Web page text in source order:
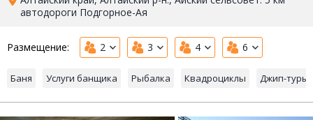
автодороги Подгорное-Ая
Размещение: 2 3 4 6
Баня Услуги банщика Рыбалка Квадроциклы Джип-туры